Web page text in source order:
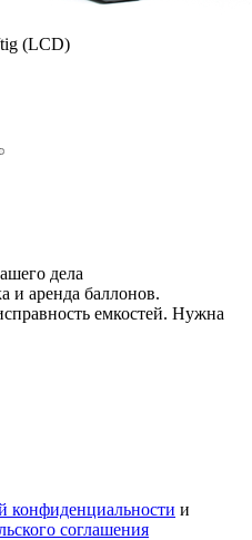
(LCD)
дела
и аренда баллонов.
емкостей. Нужна
конфиденциальности и
соглашения